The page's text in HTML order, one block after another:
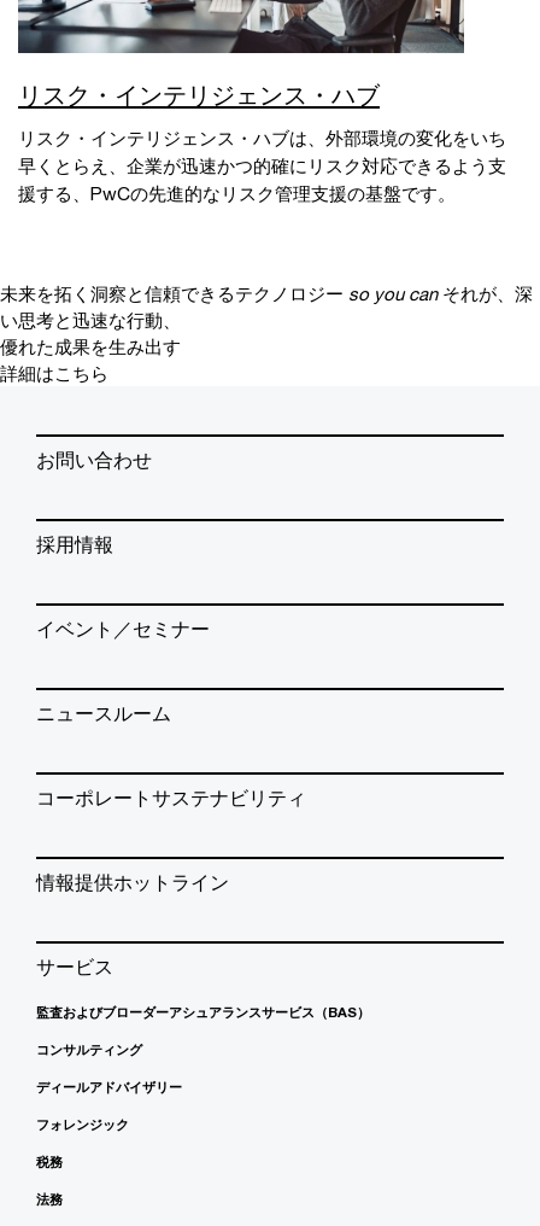
リスク・インテリジェンス・ハブ
リスク・インテリジェンス・ハブは、外部環境の変化をいち
早くとらえ、企業が迅速かつ的確にリスク対応できるよう支
援する、PwCの先進的なリスク管理支援の基盤です。
未来を拓く洞察と信頼できるテクノロジー so you can それが、深
い思考と迅速な行動、
優れた成果を生み出す
詳細はこちら
お問い合わせ
採用情報
イベント／セミナー
ニュースルーム
コーポレートサステナビリティ
情報提供ホットライン
サービス
監査およびブローダーアシュアランスサービス（BAS）
コンサルティング
ディールアドバイザリー
フォレンジック
税務
法務